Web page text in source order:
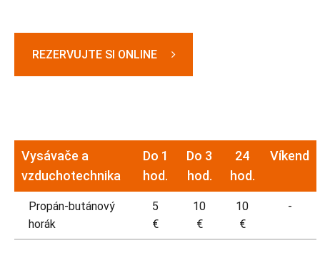
REZERVUJTE SI ONLINE
Vysávače a
vzduchotechnika
Do 1
hod.
Do 3
hod.
24
hod.
Víkend
Propán-butánový
horák
5
€
10
€
10
€
-